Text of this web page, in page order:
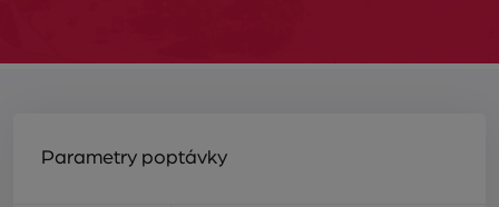
Parametry poptávky